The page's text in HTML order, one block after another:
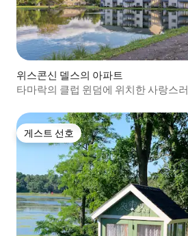
위스콘신 델스의 아파트
타마락의 클럽 윈덤에 위치한 사랑스
게스트 선호
게스트 선호